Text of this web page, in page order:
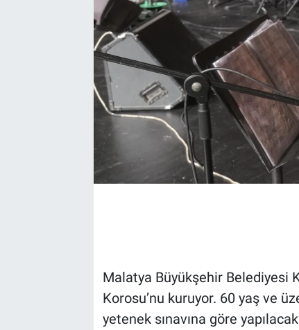
Malatya Büyükşehir Belediyesi
Korosu’nu kuruyor. 60 yaş ve
yetenek sınavına göre
KÜLTÜR-SANAT